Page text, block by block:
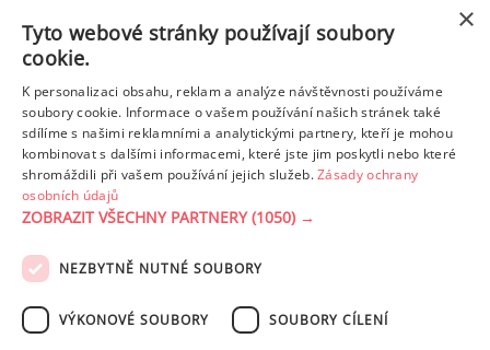
ZAPEČENÁ CUKETA SE SÝREM SALÁT Z ČÍNSKÉHO ZELÍ S JOGURTEM
1 2 3 4 5 6
Další stránka >
PODMÍNKY UŽITÍ ZÁSADY OCHRANY OSOBNÍCH ÚDAJŮ
NASTAVENÍ COOKIES
×
Tyto webové stránky používají soubory
cookie.
K personalizaci obsahu, reklam a analýze návštěvnosti používáme
soubory cookie. Informace o vašem používání našich stránek také
sdílíme s našimi reklamními a analytickými partnery, kteří je mohou
kombinovat s dalšími informacemi, které jste jim poskytli nebo které
shromáždili při vašem používání jejich služeb.Zásady ochrany
osobních údajů
ZOBRAZIT VŠECHNY PARTNERY(1050) →
NEZBYTNĚ NUTNÉ SOUBORY
VÝKONOVÉ SOUBORY SOUBORY CÍLENÍ